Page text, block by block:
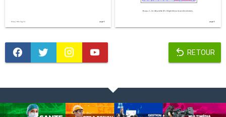
RETOUR